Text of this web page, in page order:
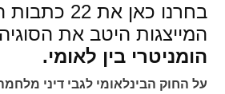
זום
zoom_out
התרחק
בחרנו כאן את22 כתבות
המייצגות היטב את הסוגיה
הומניטרי בין לאומי.
על החוק הבינלאומי לגבי דיני